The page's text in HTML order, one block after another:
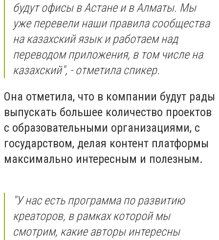
будут офисы в Астане и в Алматы. Мы
уже перевели наши правила сообщества
на казахский язык и работаем над
переводом приложения, в том числе на
казахский", - отметила спикер.
Она отметила, что в компании будут рады
выпускать большее количество проектов
с образовательными организациями, с
государством, делая контент платформы
максимально интересным и полезным.
"У нас есть программа по развитию
креаторов, в рамках которой мы
смотрим, какие авторы интересны